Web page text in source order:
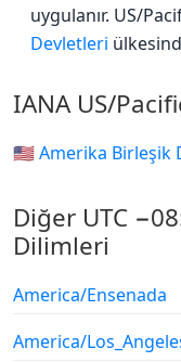
uygulanır. US/
Devletleri
IANA US/
🇺🇸 Amerika Birleşik
Diğer UTC
Dilimleri
America/Ensenada
America/